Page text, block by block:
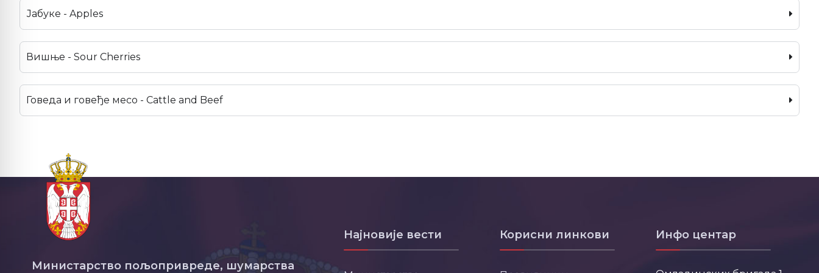
Јабуке - Apples
Вишње - Sour Cherries
Говеда и говеђе месо - Cattle and Beef
Министарство пољопривреде, шумарства
Најновије вести Корисни линкови Инфо центар